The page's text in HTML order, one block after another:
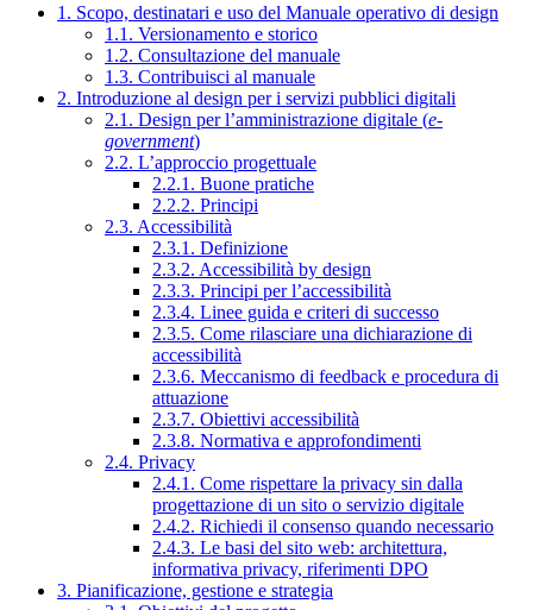
1. Scopo, destinatari e uso del Manuale operativo di design
1.1. Versionamento e storico
1.2. Consultazione del manuale
1.3. Contribuisci al manuale
2. Introduzione al design per i servizi pubblici digitali
2.1. Design per l’amministrazione digitale (e-
government)
2.2. L’approccio progettuale
2.2.1. Buone pratiche
2.2.2. Principi
2.3. Accessibilità
2.3.1. Definizione
2.3.2. Accessibilità by design
2.3.3. Principi per l’accessibilità
2.3.4. Linee guida e criteri di successo
2.3.5. Come rilasciare una dichiarazione di
accessibilità
2.3.6. Meccanismo di feedback e procedura di
attuazione
2.3.7. Obiettivi accessibilità
2.3.8. Normativa e approfondimenti
2.4. Privacy
2.4.1. Come rispettare la privacy sin dalla
progettazione di un sito o servizio digitale
2.4.2. Richiedi il consenso quando necessario
2.4.3. Le basi del sito web: architettura,
informativa privacy, riferimenti DPO
3. Pianificazione, gestione e strategia